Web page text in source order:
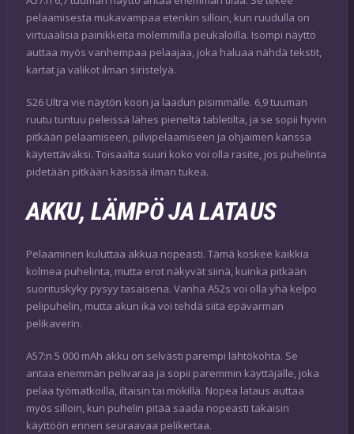
pelaamisesta mukavampaa etenkin silloin, kun ruudulla on
virtuaalisia painikkeita molemmilla peukaloilla. Isompi näyttö
auttaa myös vanhempaa pelaajaa, joka haluaa nähdä tekstit,
kartat ja valikot ilman siristelyä.
S26 Ultra vie näytön koon ja laadun pisimmälle. 6,9 tuuman
ruutu tuntuu peleissä lähes pieneltä tabletilta, ja se sopii hyvin
pitkään pelaamiseen, pilvipelaamiseen ja ohjaimen kanssa
käytettäväksi. Toisaalta suuri koko voi olla rasite, jos puhelinta
pidetään pitkään käsissä ilman tukea.
AKKU, LÄMPÖ JA LATAUS
Pelaaminen kuluttaa akkua nopeasti. Tämä koskee kaikkia
kolmea puhelinta, mutta erot näkyvät siinä, kuinka pitkään
suorituskyky pysyy tasaisena. Vanha A52s voi olla yhä kelpo
pelipuhelin, mutta akun ikä voi tehdä siitä epävarman
pelikaverin.
A57:n 5 000 mAh akku on selvästi parempi lähtökohta. Se
antaa enemmän pelivaraa ja sopii paremmin käyttäjälle, joka
pelaa työmatkoilla, iltaisin tai mökillä. Nopea lataus auttaa
myös silloin, kun puhelin pitää saada nopeasti takaisin
käyttöön ennen seuraavaa pelikertaa.